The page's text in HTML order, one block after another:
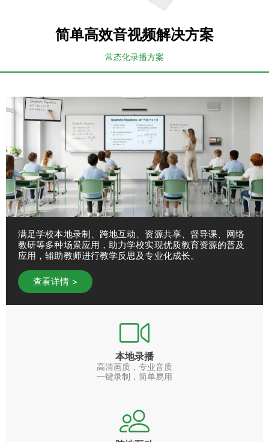
简单高效音视频解决方案
常态化录播方案
满足学校本地录制、跨地互动、资源共享、督导课、网络
教研等多种场景应用，助力学校实现优质教育资源的普及
应用，辅助教师进行教学反思及专业化成长。
查看详情 >
本地录播
高清画质，专业音质
一键录制，简单易用